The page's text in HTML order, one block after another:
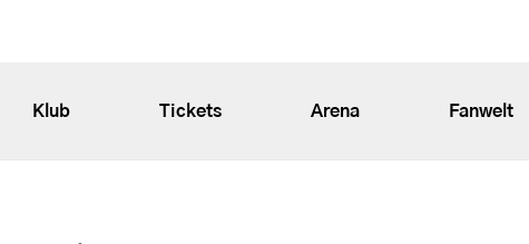
Klub Tickets Arena Fanwelt